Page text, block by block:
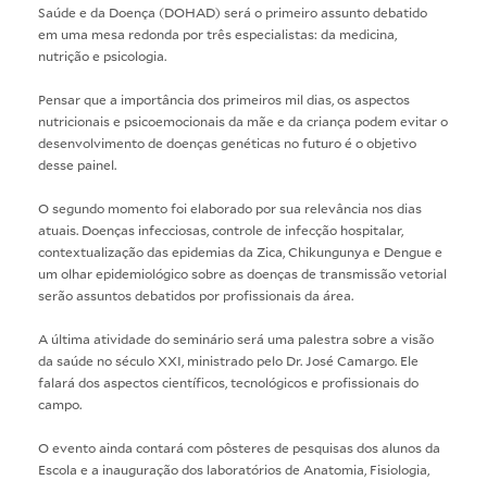
Saúde e da Doença (DOHAD) será o primeiro assunto debatido
em uma mesa redonda por três especialistas: da medicina,
nutrição e psicologia.
Pensar que a importância dos primeiros mil dias, os aspectos
nutricionais e psicoemocionais da mãe e da criança podem evitar o
desenvolvimento de doenças genéticas no futuro é o objetivo
desse painel.
O segundo momento foi elaborado por sua relevância nos dias
atuais. Doenças infecciosas, controle de infecção hospitalar,
contextualização das epidemias da Zica, Chikungunya e Dengue e
um olhar epidemiológico sobre as doenças de transmissão vetorial
serão assuntos debatidos por profissionais da área.
A última atividade do seminário será uma palestra sobre a visão
da saúde no século XXI, ministrado pelo Dr. José Camargo. Ele
falará dos aspectos científicos, tecnológicos e profissionais do
campo.
O evento ainda contará com pôsteres de pesquisas dos alunos da
Escola e a inauguração dos laboratórios de Anatomia, Fisiologia,